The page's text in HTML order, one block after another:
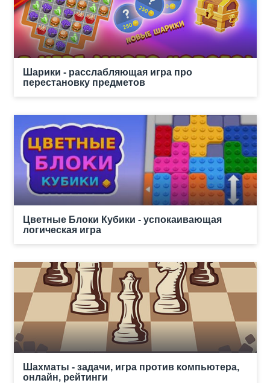
Шарики - расслабляющая игра про
перестановку предметов
Цветные Блоки Кубики - успокаивающая
логическая игра
Шахматы - задачи, игра против компьютера,
онлайн, рейтинги